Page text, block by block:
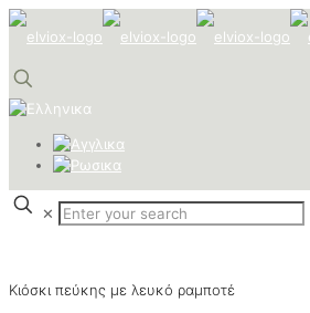
✕
Κιόσκι πεύκης με λευκό ραμποτέ